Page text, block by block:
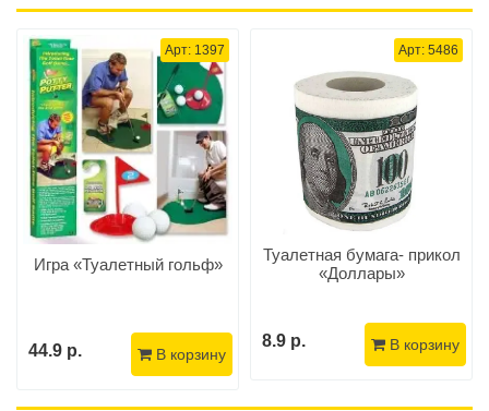
Арт: 1397
Игра «Туалетный гольф»
44.9 р. В корзину
Арт: 5486
Туалетная бумага- прикол
«Доллары»
8.9 р. В корзину